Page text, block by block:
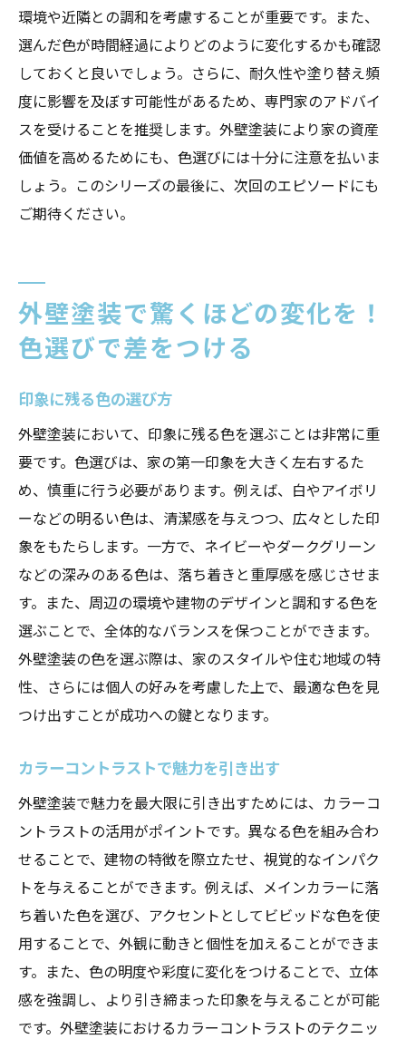
環境や近隣との調和を考慮することが重要です。また、
選んだ色が時間経過によりどのように変化するかも確認
しておくと良いでしょう。さらに、耐久性や塗り替え頻
度に影響を及ぼす可能性があるため、専門家のアドバイ
スを受けることを推奨します。外壁塗装により家の資産
価値を高めるためにも、色選びには十分に注意を払いま
しょう。このシリーズの最後に、次回のエピソードにも
ご期待ください。
外壁塗装で驚くほどの変化を！
色選びで差をつける
印象に残る色の選び方
外壁塗装において、印象に残る色を選ぶことは非常に重
要です。色選びは、家の第一印象を大きく左右するた
め、慎重に行う必要があります。例えば、白やアイボリ
ーなどの明るい色は、清潔感を与えつつ、広々とした印
象をもたらします。一方で、ネイビーやダークグリーン
などの深みのある色は、落ち着きと重厚感を感じさせま
す。また、周辺の環境や建物のデザインと調和する色を
選ぶことで、全体的なバランスを保つことができます。
外壁塗装の色を選ぶ際は、家のスタイルや住む地域の特
性、さらには個人の好みを考慮した上で、最適な色を見
つけ出すことが成功への鍵となります。
カラーコントラストで魅力を引き出す
外壁塗装で魅力を最大限に引き出すためには、カラーコ
ントラストの活用がポイントです。異なる色を組み合わ
せることで、建物の特徴を際立たせ、視覚的なインパク
トを与えることができます。例えば、メインカラーに落
ち着いた色を選び、アクセントとしてビビッドな色を使
用することで、外観に動きと個性を加えることができま
す。また、色の明度や彩度に変化をつけることで、立体
感を強調し、より引き締まった印象を与えることが可能
です。外壁塗装におけるカラーコントラストのテクニッ